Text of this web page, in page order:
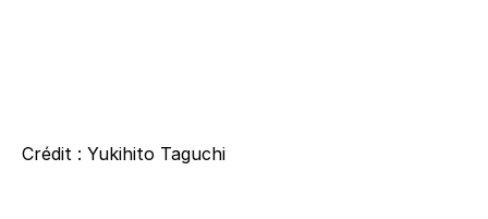
Crédit : Yukihito Taguchi